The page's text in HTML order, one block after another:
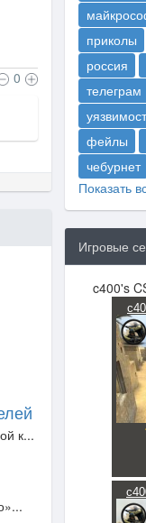
0
к...
приколы
россия
телеграм
фейлы
чебурнет
Показать
Игровые
c400's